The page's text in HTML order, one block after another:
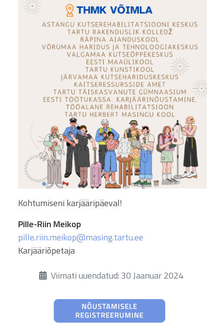
Kohtumiseni karjääripäeval!
Pille-Riin Meikop
pille.riin.meikop@masing.tartu.ee
Karjääriõpetaja
ÜksikasjadViimati uuendatud: 30 Jaanuar 2024